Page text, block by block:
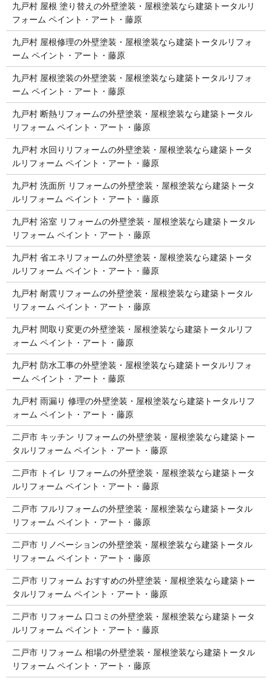
九戸村 屋根 塗り替えの外壁塗装・屋根塗装なら建築トータルリ
フォーム ペイント・アート・藤原
九戸村 屋根修理の外壁塗装・屋根塗装なら建築トータルリフォ
ーム ペイント・アート・藤原
九戸村 屋根塗装の外壁塗装・屋根塗装なら建築トータルリフォ
ーム ペイント・アート・藤原
九戸村 断熱リフォームの外壁塗装・屋根塗装なら建築トータル
リフォーム ペイント・アート・藤原
九戸村 水回りリフォームの外壁塗装・屋根塗装なら建築トータ
ルリフォーム ペイント・アート・藤原
九戸村 洗面所 リフォームの外壁塗装・屋根塗装なら建築トータ
ルリフォーム ペイント・アート・藤原
九戸村 浴室 リフォームの外壁塗装・屋根塗装なら建築トータル
リフォーム ペイント・アート・藤原
九戸村 省エネリフォームの外壁塗装・屋根塗装なら建築トータ
ルリフォーム ペイント・アート・藤原
九戸村 耐震リフォームの外壁塗装・屋根塗装なら建築トータル
リフォーム ペイント・アート・藤原
九戸村 間取り変更の外壁塗装・屋根塗装なら建築トータルリフ
ォーム ペイント・アート・藤原
九戸村 防水工事の外壁塗装・屋根塗装なら建築トータルリフォ
ーム ペイント・アート・藤原
九戸村 雨漏り 修理の外壁塗装・屋根塗装なら建築トータルリフ
ォーム ペイント・アート・藤原
二戸市 キッチン リフォームの外壁塗装・屋根塗装なら建築トー
タルリフォーム ペイント・アート・藤原
二戸市 トイレ リフォームの外壁塗装・屋根塗装なら建築トータ
ルリフォーム ペイント・アート・藤原
二戸市 フルリフォームの外壁塗装・屋根塗装なら建築トータル
リフォーム ペイント・アート・藤原
二戸市 リノベーションの外壁塗装・屋根塗装なら建築トータル
リフォーム ペイント・アート・藤原
二戸市 リフォーム おすすめの外壁塗装・屋根塗装なら建築トー
タルリフォーム ペイント・アート・藤原
二戸市 リフォーム 口コミの外壁塗装・屋根塗装なら建築トータ
ルリフォーム ペイント・アート・藤原
二戸市 リフォーム 相場の外壁塗装・屋根塗装なら建築トータル
リフォーム ペイント・アート・藤原